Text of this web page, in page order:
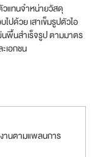
วแทนจำหน่ายวัสดุ
ปด้วย เสาเข็มรูปตัวไอ
นพื้นสำเร็จรูป ตามมาตร
เอกชน
านตามแพลนการ